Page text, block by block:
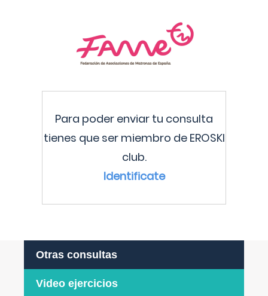
Para poder enviar tu consulta
tienes que ser miembro de EROSKI
club.
Identificate
Otras consultas
Video ejercicios